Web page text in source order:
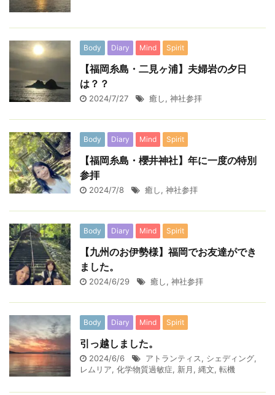
Body Diary Mind Spirit
【福岡糸島・二見ヶ浦】夫婦岩の夕日
は？？
2024/7/27 癒し, 神社参拝
Body Diary Mind Spirit
【福岡糸島・櫻井神社】年に一度の特別
参拝
2024/7/8 癒し, 神社参拝
Body Diary Mind Spirit
【九州のお伊勢様】福岡でお友達ができ
ました。
2024/6/29 癒し, 神社参拝
Body Diary Mind Spirit
引っ越しました。
2024/6/6 アトランティス, シェディング,
レムリア, 化学物質過敏症, 新月 , 縄文, 転機